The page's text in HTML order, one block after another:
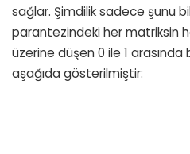
sağlar. Şimdilik sadece şunu
parantezindeki her matriksin
üzerine düşen 0 ile 1 arasında
aşağıda gösterilmiştir: